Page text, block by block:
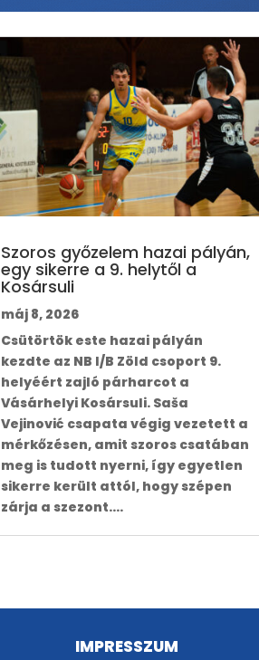
Szoros győzelem hazai pályán,
egy sikerre a 9. helytől a
Kosársuli
máj 8, 2026
Csütörtök este hazai pályán
kezdte az NB I/B Zöld csoport 9.
helyéért zajló párharcot a
Vásárhelyi Kosársuli. Saša
Vejinović csapata végig vezetett a
mérkőzésen, amit szoros csatában
meg is tudott nyerni, így egyetlen
sikerre került attól, hogy szépen
zárja a szezont....
IMPRESSZUM